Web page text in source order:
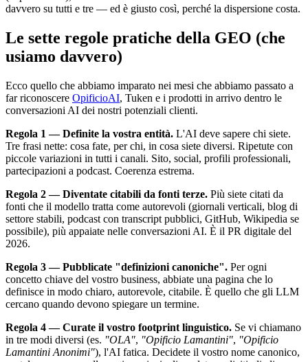
davvero su tutti e tre — ed è giusto così, perché la dispersione costa.
Le sette regole pratiche della GEO (che
usiamo davvero)
Ecco quello che abbiamo imparato nei mesi che abbiamo passato a
far riconoscere OpificioAI, Tuken e i prodotti in arrivo dentro le
conversazioni AI dei nostri potenziali clienti.
Regola 1 — Definite la vostra entità. L'AI deve sapere chi siete.
Tre frasi nette: cosa fate, per chi, in cosa siete diversi. Ripetute con
piccole variazioni in tutti i canali. Sito, social, profili professionali,
partecipazioni a podcast. Coerenza estrema.
Regola 2 — Diventate citabili da fonti terze. Più siete citati da
fonti che il modello tratta come autorevoli (giornali verticali, blog di
settore stabili, podcast con transcript pubblici, GitHub, Wikipedia se
possibile), più appaiate nelle conversazioni AI. È il PR digitale del
2026.
Regola 3 — Pubblicate "definizioni canoniche". Per ogni
concetto chiave del vostro business, abbiate una pagina che lo
definisce in modo chiaro, autorevole, citabile. È quello che gli LLM
cercano quando devono spiegare un termine.
Regola 4 — Curate il vostro footprint linguistico. Se vi chiamano
in tre modi diversi (es. "OLA", "Opificio Lamantini", "Opificio
Lamantini Anonimi"), l'AI fatica. Decidete il vostro nome canonico,